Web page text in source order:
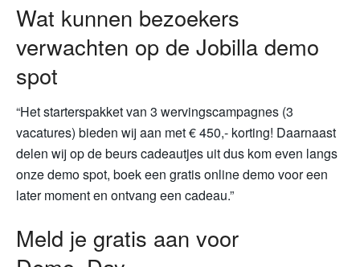
Wat kunnen bezoekers
verwachten op de Jobilla demo
spot
“Het starterspakket van 3 wervingscampagnes (3
vacatures) bieden wij aan met € 450,- korting! Daarnaast
delen wij op de beurs cadeautjes uit dus kom even langs
onze demo spot, boek een gratis online demo voor een
later moment en ontvang een cadeau.”
Meld je gratis aan voor